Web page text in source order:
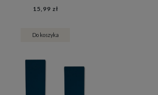
15,99 zł
Do koszyka